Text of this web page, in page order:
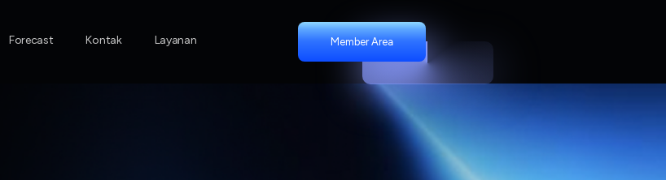
Forecast Kontak Layanan Member Area
Artikel